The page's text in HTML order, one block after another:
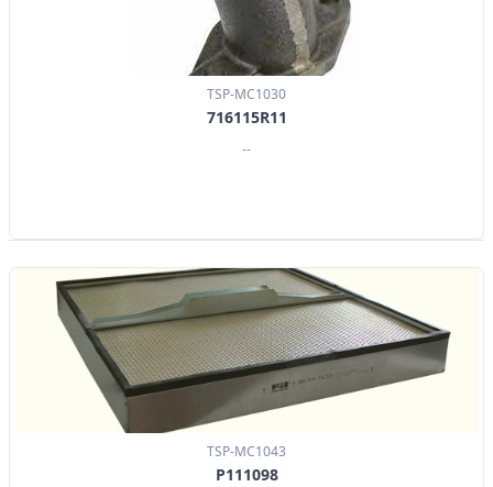
TSP-MC1030
716115R11
--
TSP-MC1043
P111098